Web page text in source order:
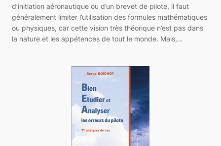
d’initiation aéronautique ou d’un brevet de pilote, il faut
généralement limiter l’utilisation des formules mathématiques
ou physiques, car cette vision très théorique n’est pas dans
la nature et les appétences de tout le monde. Mais,…